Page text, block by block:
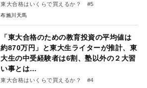
東大合格はいくらで買えるか？ #5
布施川天馬
「東大合格のための教育投資の平均値は
約870万円」と東大生ライターが推計、東
大生の中受経験者は6割、塾以外の２大習
い事とは…
東大合格はいくらで買えるか？ #4